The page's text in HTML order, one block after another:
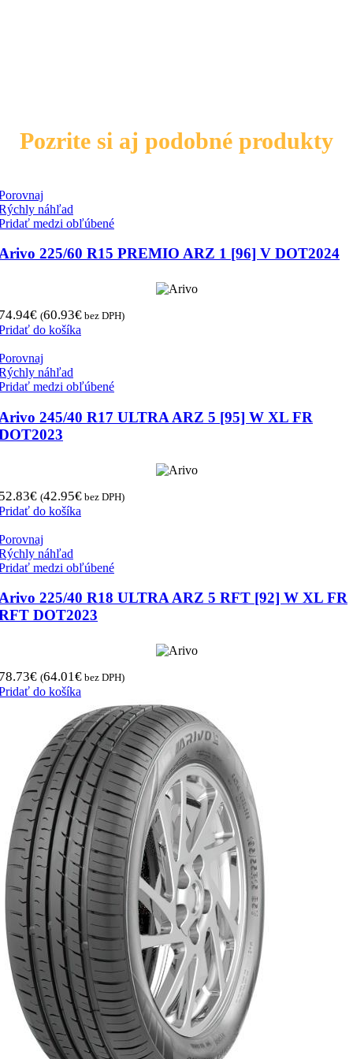
Pozrite si aj podobné produkty
náhľad
medzi obľúbené
225/60 R15 PREMIO ARZ 1 [96] V DOT2024
€ (60.93€ bez DPH)
do košíka
náhľad
medzi obľúbené
245/40 R17 ULTRA ARZ 5 [95] W XL FR
€ (42.95€ bez DPH)
do košíka
náhľad
medzi obľúbené
225/40 R18 ULTRA ARZ 5 RFT [92] W XL FR
DOT2023
€ (64.01€ bez DPH)
do košíka